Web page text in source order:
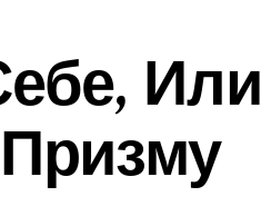
Или